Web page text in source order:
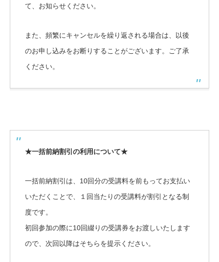
て、お知らせください。
また、頻繁にキャンセルを繰り返される場合は、以後
のお申し込みをお断りすることがございます。ご了承
ください。
★一括前納割引の利用について★
一括前納割引は、10回分の受講料を前もってお支払い
いただくことで、１回当たりの受講料が割引となる制
度です。
初回参加の際に10回綴りの受講券をお渡しいたします
ので、次回以降はそちらを提示ください。